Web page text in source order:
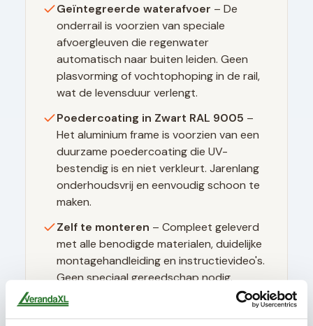
Geïntegreerde waterafvoer – De
onderrail is voorzien van speciale
afvoergleuven die regenwater
automatisch naar buiten leiden. Geen
plasvorming of vochtophoping in de rail,
wat de levensduur verlengt.
Poedercoating in Zwart RAL 9005 –
Het aluminium frame is voorzien van een
duurzame poedercoating die UV-
bestendig is en niet verkleurt. Jarenlang
onderhoudsvrij en eenvoudig schoon te
maken.
Zelf te monteren – Compleet geleverd
met alle benodigde materialen, duidelijke
montagehandleiding en instructievideo's.
Geen speciaal gereedschap nodig.